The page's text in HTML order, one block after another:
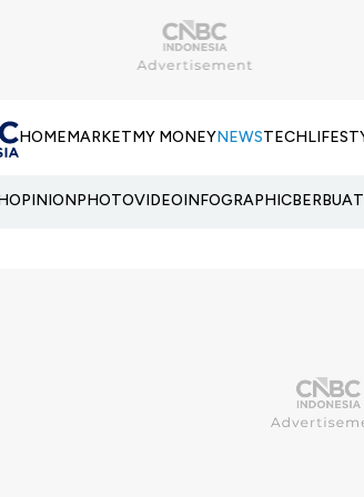
HOMEMARKETMY MONEYNEWSTECH
OPINIONPHOTOVIDEOINFOGRAPHIC